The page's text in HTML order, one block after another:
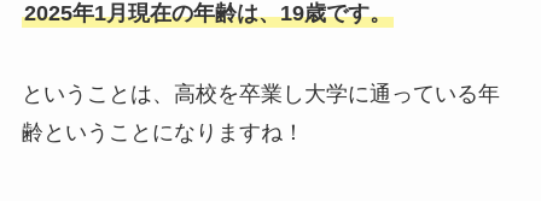
2025年1月現在の年齢は、19歳です。
ということは、高校を卒業し大学に通っている年
齢ということになりますね！